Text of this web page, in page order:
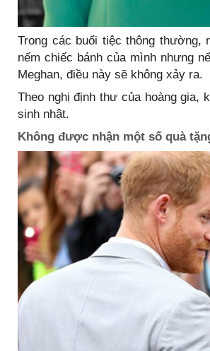
Trong các buổi tiệc thông
nếm chiếc bánh của mình nhưng
Meghan, điều này sẽ không xảy ra.
Theo nghị định thư của hoàng gia,
sinh nhật.
Không được nhận một số quà